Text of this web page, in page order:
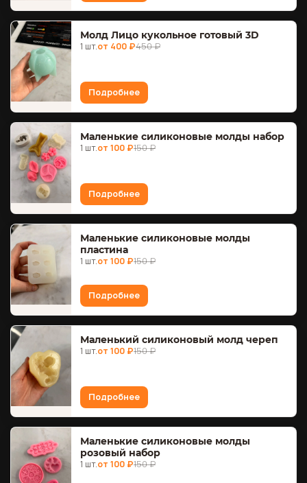
Молд Лицо кукольное готовый 3D
1 шт.от 400 ₽450 ₽
Подробнее
Маленькие силиконовые молды набор
1 шт.от 100 ₽150 ₽
Подробнее
Маленькие силиконовые молды
пластина
1 шт.от 100 ₽150 ₽
Подробнее
Маленький силиконовый молд череп
1 шт.от 100 ₽150 ₽
Подробнее
Маленькие силиконовые молды
розовый набор
1 шт.от 100 ₽150 ₽